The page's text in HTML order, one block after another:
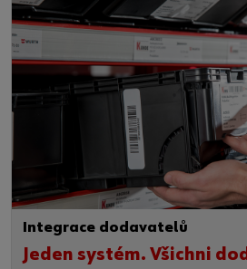
Integrace dodavatelů
Jeden systém. Všichni